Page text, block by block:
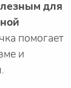
для
помогает
и